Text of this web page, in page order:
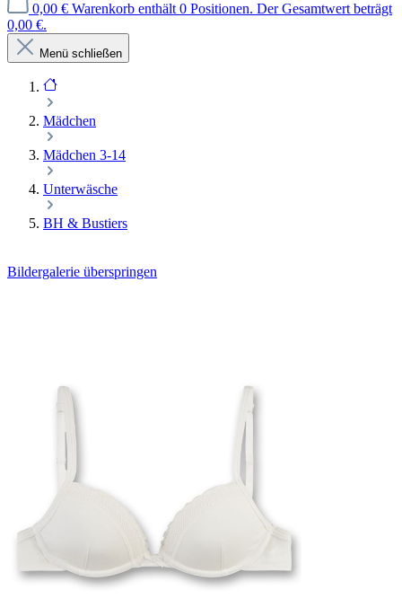
0,00 € Warenkorb enthält 0 Positionen. Der Gesamtwert beträgt
0,00 €.
Menü schließen
Mädchen
Mädchen 3-14
Unterwäsche
BH & Bustiers
Bildergalerie überspringen